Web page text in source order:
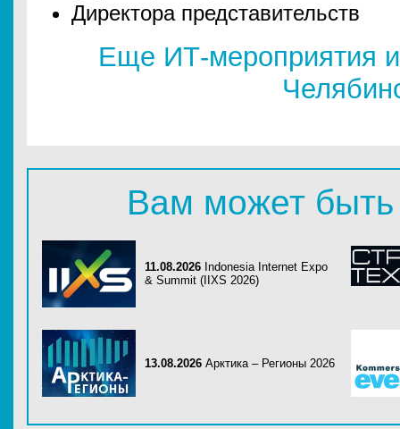
Директора представительств
Еще ИТ-мероприятия
Вам может быть
11.08.2026 Indonesia Internet Expo
& Summit (IIXS 2026)
13.08.2026 Арктика – Регионы 2026